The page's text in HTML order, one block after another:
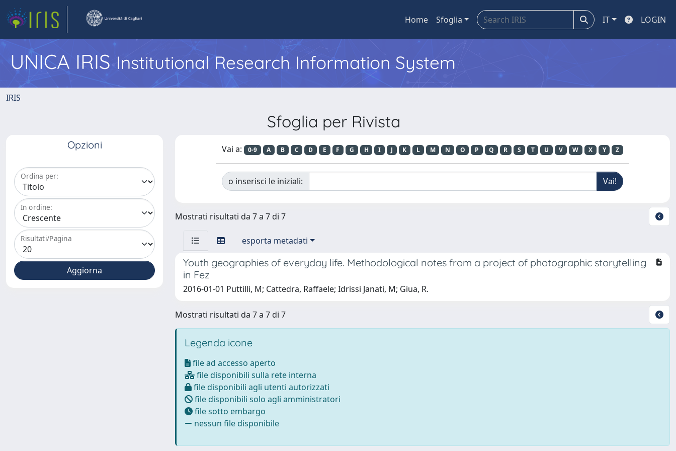
Home Sfoglia IT LOGIN
UNICA IRISInstitutional Research Information System
IRIS
Sfoglia per Rivista
Opzioni
Ordina per:
In ordine:
Risultati/Pagina
Vai a: 0-9 A B C D E F G H I J K L M N O P Q R S T U V W X Y Z
o inserisci le iniziali:
Mostrati risultati da 7 a 7 di 7
esporta metadati
Youth geographies of everyday life. Methodological notes from a project of photographic storytelling
in Fez
2016-01-01 Puttilli, M; Cattedra, Raffaele; Idrissi Janati, M; Giua, R.
Mostrati risultati da 7 a 7 di 7
Legenda icone
file ad accesso aperto
file disponibili sulla rete interna
file disponibili agli utenti autorizzati
file disponibili solo agli amministratori
file sotto embargo
nessun file disponibile